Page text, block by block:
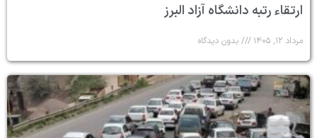
ارتقاء رتبه دانشگاه آزاد البرز
مرداد ۱۲, ۱۴۰۵ بدون دیدگاه